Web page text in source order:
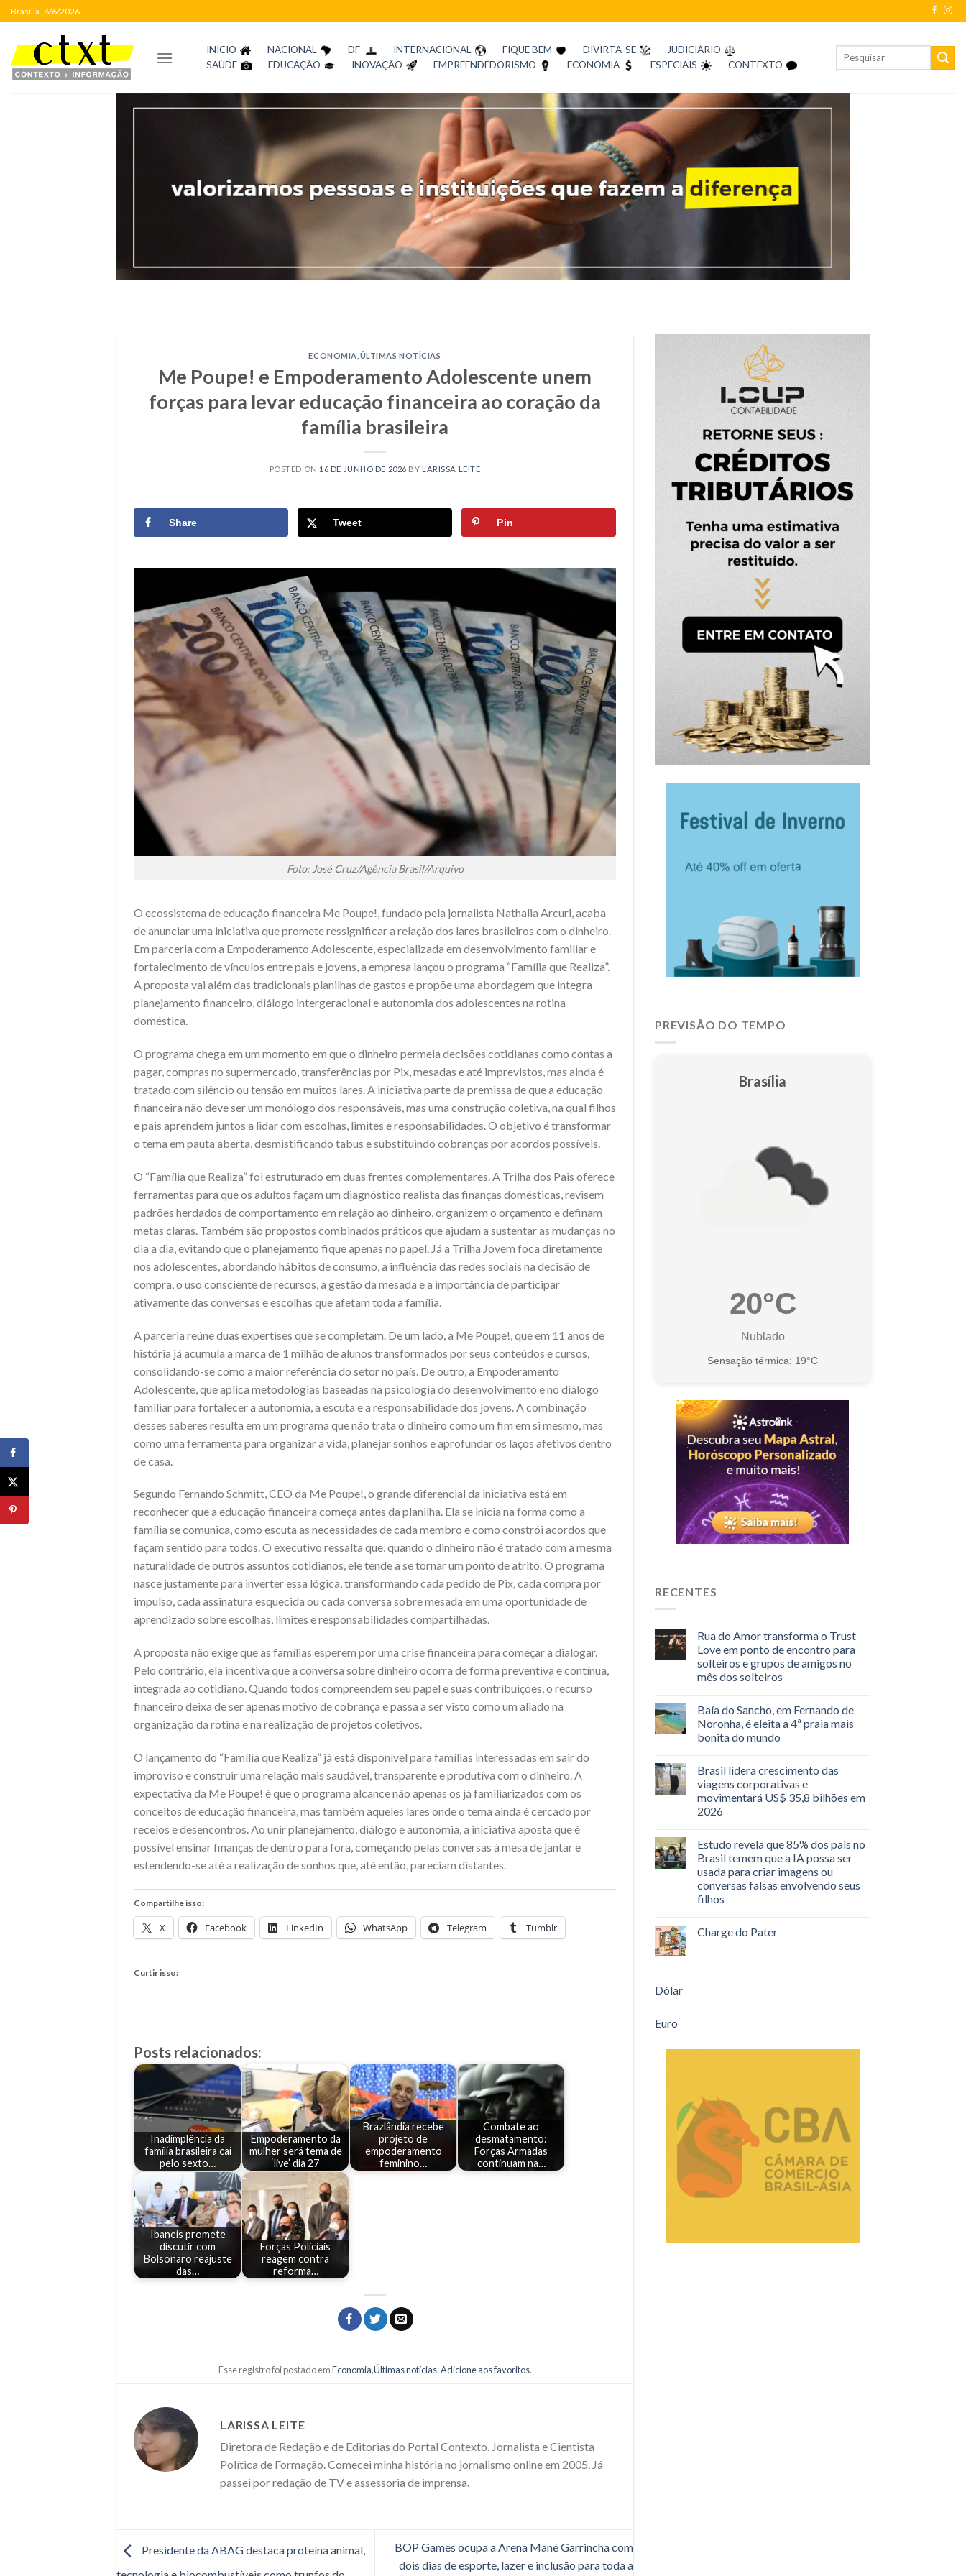
Skip
to
content
Brasília 8/6/2026
INÍCIO NACIONAL DF INTERNACIONAL FIQUE BEM DIVIRTA-SE
JUDICIÁRIO
SAÚDE
EDUCAÇÃO INOVAÇÃO EMPREENDEDORISMO ECONOMIA ESPECIAIS CONTEXTO
ECONOMIA ÚLTIMAS NOTÍCIAS
Me Poupe! e Empoderamento Adolescente unem
forças para levar educação financeira ao coração da
família brasileira
POSTED ON 16 DE JUNHO DE 2026 BY LARISSA LEITE
Share Tweet Pin
Foto: José Cruz/Agência Brasil/Arquivo
O ecossistema de educação financeira Me Poupe!, fundado pela jornalista Nathalia Arcuri, acaba
de anunciar uma iniciativa que promete ressignificar a relação dos lares brasileiros com o dinheiro.
Em parceria com a Empoderamento Adolescente, especializada em desenvolvimento familiar e
fortalecimento de vínculos entre pais e jovens, a empresa lançou o programa “Família que Realiza”.
A proposta vai além das tradicionais planilhas de gastos e propõe uma abordagem que integra
planejamento financeiro, diálogo intergeracional e autonomia dos adolescentes na rotina
doméstica.
O programa chega em um momento em que o dinheiro permeia decisões cotidianas como contas a
pagar, compras no supermercado, transferências por Pix, mesadas e até imprevistos, mas ainda é
tratado com silêncio ou tensão em muitos lares. A iniciativa parte da premissa de que a educação
financeira não deve ser um monólogo dos responsáveis, mas uma construção coletiva, na qual filhos
e pais aprendem juntos a lidar com escolhas, limites e responsabilidades. O objetivo é transformar
o tema em pauta aberta, desmistificando tabus e substituindo cobranças por acordos possíveis.
O “Família que Realiza” foi estruturado em duas frentes complementares. A Trilha dos Pais oferece
ferramentas para que os adultos façam um diagnóstico realista das finanças domésticas, revisem
padrões herdados de comportamento em relação ao dinheiro, organizem o orçamento e definam
metas claras. Também são propostos combinados práticos que ajudam a sustentar as mudanças no
dia a dia, evitando que o planejamento fique apenas no papel. Já a Trilha Jovem foca diretamente
nos adolescentes, abordando hábitos de consumo, a influência das redes sociais na decisão de
compra, o uso consciente de recursos, a gestão da mesada e a importância de participar
ativamente das conversas e escolhas que afetam toda a família.
A parceria reúne duas expertises que se completam. De um lado, a Me Poupe!, que em 11 anos de
história já acumula a marca de 1 milhão de alunos transformados por seus conteúdos e cursos,
consolidando-se como a maior referência do setor no país. De outro, a Empoderamento
Adolescente, que aplica metodologias baseadas na psicologia do desenvolvimento e no diálogo
familiar para fortalecer a autonomia, a escuta e a responsabilidade dos jovens. A combinação
desses saberes resulta em um programa que não trata o dinheiro como um fim em si mesmo, mas
como uma ferramenta para organizar a vida, planejar sonhos e aprofundar os laços afetivos dentro
de casa.
Segundo Fernando Schmitt, CEO da Me Poupe!, o grande diferencial da iniciativa está em
reconhecer que a educação financeira começa antes da planilha. Ela se inicia na forma como a
família se comunica, como escuta as necessidades de cada membro e como constrói acordos que
façam sentido para todos. O executivo ressalta que, quando o dinheiro não é tratado com a mesma
naturalidade de outros assuntos cotidianos, ele tende a se tornar um ponto de atrito. O programa
nasce justamente para inverter essa lógica, transformando cada pedido de Pix, cada compra por
impulso, cada assinatura esquecida ou cada conversa sobre mesada em uma oportunidade de
aprendizado sobre escolhas, limites e responsabilidades compartilhadas.
A proposta não exige que as famílias esperem por uma crise financeira para começar a dialogar.
Pelo contrário, ela incentiva que a conversa sobre dinheiro ocorra de forma preventiva e contínua,
integrada ao cotidiano. Quando todos compreendem seu papel e suas contribuições, o recurso
financeiro deixa de ser apenas motivo de cobrança e passa a ser visto como um aliado na
organização da rotina e na realização de projetos coletivos.
O lançamento do “Família que Realiza” já está disponível para famílias interessadas em sair do
improviso e construir uma relação mais saudável, transparente e produtiva com o dinheiro. A
expectativa da Me Poupe! é que o programa alcance não apenas os já familiarizados com os
conceitos de educação financeira, mas também aqueles lares onde o tema ainda é cercado por
receios e desencontros. Ao unir planejamento, diálogo e autonomia, a iniciativa aposta que é
possível ensinar finanças de dentro para fora, começando pelas conversas à mesa de jantar e
estendendo-se até a realização de sonhos que, até então, pareciam distantes.
Compartilhe isso:
X Facebook LinkedIn WhatsApp Telegram Tumblr
Curtir isso:
Posts relacionados:
Inadimplência da
família brasileira cai
pelo sexto…
Empoderamento da
mulher será tema de
‘live’ dia 27
Brazlândia recebe
projeto de
empoderamento
feminino…
Combate ao
desmatamento:
Forças Armadas
continuam na…
Ibaneis promete
discutir com
Bolsonaro reajuste
das…
Forças Policiais
reagem contra
reforma…
Esse registro foi postado emEconomia,Últimas notícias.Adicione aos favoritos.
LARISSA LEITE
Diretora de Redação e de Editorias do Portal Contexto. Jornalista e Cientista
Política de Formação. Comecei minha história no jornalismo online em 2005. Já
passei por redação de TV e assessoria de imprensa.
Presidente da ABAG destaca proteína animal,
BOP Games ocupa a Arena Mané Garrincha com
dois dias de esporte, lazer e inclusão para toda a
PREVISÃO DO TEMPO
Brasília
20°C
Nublado
Sensação térmica: 19°C
RECENTES
Rua do Amor transforma o Trust
Love em ponto de encontro para
solteiros e grupos de amigos no
mês dos solteiros
Baía do Sancho, em Fernando de
Noronha, é eleita a 4ª praia mais
bonita do mundo
Brasil lidera crescimento das
viagens corporativas e
movimentará US$ 35,8 bilhões em
2026
Estudo revela que 85% dos pais no
Brasil temem que a IA possa ser
usada para criar imagens ou
conversas falsas envolvendo seus
filhos
Charge do Pater
Dólar
Euro